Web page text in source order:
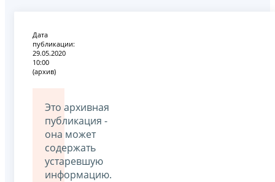
Дата
публикации:
29.05.2020
10:00
(архив)
Это архивная
публикация -
она может
содержать
устаревшую
информацию.